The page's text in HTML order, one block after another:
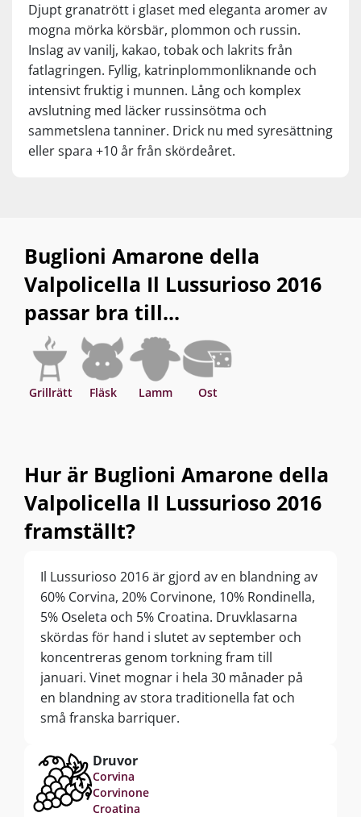
forstå og det er til at finde en mening med
galskaben, når prisen tages med i
betragtning. (vurderet ved en tilbudspris på
kr. 329,95)
Djupt granatrött i glaset med eleganta aromer av
mogna mörka körsbär, plommon och russin.
Inslag av vanilj, kakao, tobak och lakrits från
fatlagringen. Fyllig, katrinplommonliknande och
intensivt fruktig i munnen. Lång och komplex
avslutning med läcker russinsötma och
sammetslena tanniner. Drick nu med syresättning
eller spara +10 år från skördeåret.
Buglioni Amarone della
Valpolicella Il Lussurioso 2016
passar bra till...
Grillrätt Fläsk Lamm Ost
Hur är Buglioni Amarone della
Valpolicella Il Lussurioso 2016
framställt?
Il Lussurioso 2016 är gjord av en blandning av
60% Corvina, 20% Corvinone, 10% Rondinella,
5% Oseleta och 5% Croatina. Druvklasarna
skördas för hand i slutet av september och
koncentreras genom torkning fram till
januari. Vinet mognar i hela 30 månader på
en blandning av stora traditionella fat och
små franska barriquer.
Druvor
Corvina
Corvinone
Croatina